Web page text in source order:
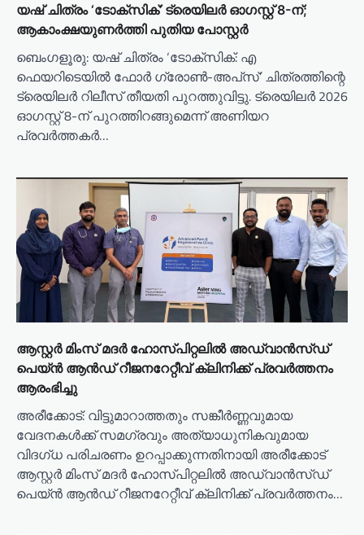
g
a
t
i
o
n
യഷ് ചിത്രം ‘ടോക്സിക്’ ട്രെയിലർ ഓഗസ്റ്റ് 8-ന്;
ആകാംക്ഷയുണർത്തി പുതിയ പോസ്റ്റർ
ബെംഗളൂരു: യഷ് ചിത്രം ‘ടോക്സിക്: എ
ഫെയറിടെയിൽ ഫോർ ഗ്രോൺ-അപ്‌സ്’ ചിത്രത്തിന്റെ
ട്രെയിലർ റിലീസ് തീയതി പുറത്തുവിട്ടു. ട്രെയിലർ 2026
ഓഗസ്റ്റ് 8-ന് പുറത്തിറങ്ങുമെന്ന് അണിയറ
പ്രവർത്തകർ…
ആസ്റ്റർ മിംസ് മദർ ഹോസ്പിറ്റലിൽ അഡ്വാൻസ്ഡ്
പെയ്ൻ ആൻഡ് റീജനറേറ്റീവ് ക്ലിനിക്ക് പ്രവർത്തനം
ആരംഭിച്ചു
അരീക്കോട്: വിട്ടുമാറാത്തതും സങ്കീർണ്ണവുമായ
വേദനകൾക്ക് സമഗ്രവും അത്യാധുനികവുമായ
വിദഗ്ധ പരിചരണം ഉറപ്പാക്കുന്നതിനായി അരീക്കോട്
ആസ്റ്റർ മിംസ് മദർ ഹോസ്പിറ്റലിൽ അഡ്വാൻസ്ഡ്
പെയ്ൻ ആൻഡ് റീജനറേറ്റീവ് ക്ലിനിക്ക് പ്രവർത്തനം…